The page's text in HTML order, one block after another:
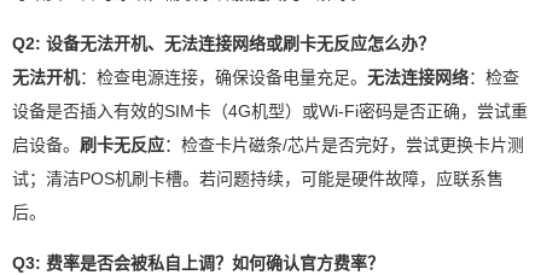
Q2: 设备无法开机、无法连接网络或刷卡无反应怎么办？
无法开机：检查电源连接，确保设备电量充足。 无法连接网络：检查
设备是否插入有效的SIM卡（4G机型）或Wi-Fi密码是否正确，尝试重
启设备。 刷卡无反应：检查卡片磁条/芯片是否完好，尝试更换卡片测
试；清洁POS机刷卡槽。若问题持续，可能是硬件故障，应联系售
后。
Q3: 费率是否会被私自上调？如何确认官方费率？